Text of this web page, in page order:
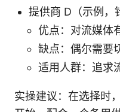
提供商 D（示例，
优点：对流媒体
缺点：偶尔需要
适用人群：追求
实操建议：在选择时